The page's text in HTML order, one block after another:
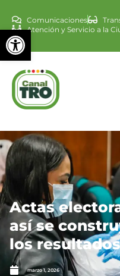
Abrir barra
Comunicaciones
Atención y Servicio a la
Actas
así se
los
marzo 1, 2026